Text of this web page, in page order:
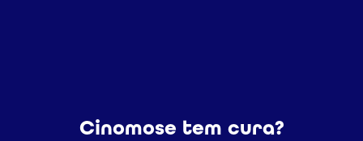
Cinomose tem cura?